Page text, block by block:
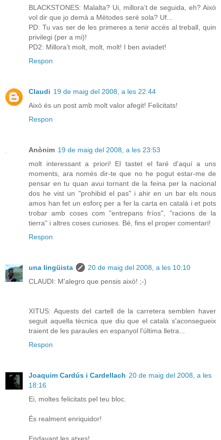
BLACKSTONES: Malalta? Ui, millora’t de seguida, eh? Això
vol dir que jo demà a Mètodes seré sola? Uf...
PD: Tu vas ser de les primeres a tenir accés al treball, quin
privilegi (per a mi)!
PD2: Millora’t molt, molt, molt! I ben aviadet!
Respon
Claudi 19 de maig del 2008, a les 22:44
Això és un post amb molt valor afegit! Felicitats!
Respon
Anònim 19 de maig del 2008, a les 23:53
molt interessant a priori! El tastet el faré d'aquí a uns
moments, ara només dir-te que no he pogut estar-me de
pensar en tu quan avui tornant de la feina per la nacional
dos he vist un "prohibid el pas" i ahir en un bar els nous
amos han fet un esforç per a fer la carta en català i et pots
trobar amb coses com "entrepans fríos", "racions de la
tierra" i altres coses curioses. Bé, fins el proper comentari!
Respon
una lingüista
20 de maig del 2008, a les 10:10
CLAUDI: M'alegro que pensis això! ;-)
XITUS: Aquests del cartell de la carretera semblen haver
seguit aquella tècnica que diu que el català s'aconsegueix
traient de les paraules en espanyol l'última lletra...
Respon
Joaquim Cardús i Cardellach 20 de maig del 2008, a les
18:16
Ei, moltes felicitats pel teu bloc.
És realment enriquidor!